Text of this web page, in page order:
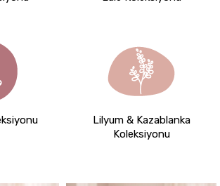
Lilyum & Kazablanka
Koleksiyonu